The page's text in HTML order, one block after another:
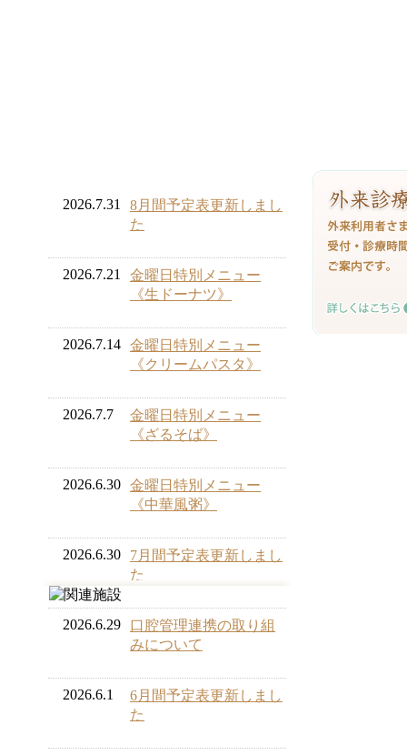
2026.7.31
8月間予定表更新しまし
た
2026.7.21
金曜日特別メニュー
《生ドーナツ》
2026.7.14 金曜日特別メニュー
《クリームパスタ》
2026.7.7
金曜日特別メニュー
《ざるそば》
2026.6.30 金曜日特別メニュー
《中華風粥》
2026.6.30
7月間予定表更新しまし
た
2026.6.29
口腔管理連携の取り組
みについて
2026.6.1
6月間予定表更新しまし
た